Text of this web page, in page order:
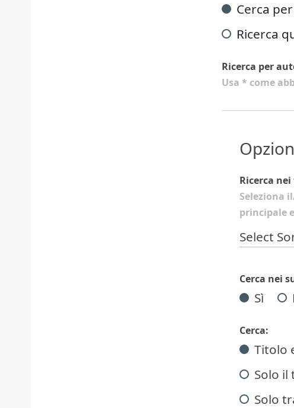
Cerca
Ricerca
Ricerca per
Usa * come
Ricerca
Seleziona
principale
Cerca nei
Sì
Cerca:
Titolo
Solo il
Solo